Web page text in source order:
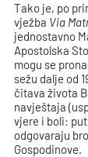
Tako je, po
vježba Via
jednostavno
Apostolska
mogu se
sežu dalje od
čitava života
navještaja
vjere i boli:
odgovaraju
Gospodinove.